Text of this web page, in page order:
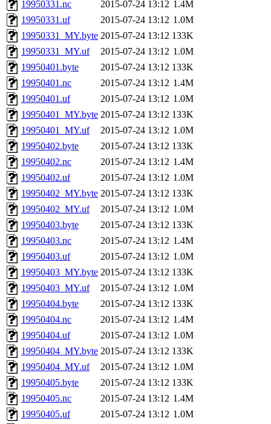
19950331.nc
2015-07-24 13:12 1.4M
19950331.uf
2015-07-24 13:12 1.0M
19950331_MY.byte 2015-07-24 13:12 133K
19950331_MY.uf
2015-07-24 13:12 1.0M
19950401.byte
2015-07-24 13:12 133K
19950401.nc
2015-07-24 13:12 1.4M
19950401.uf
2015-07-24 13:12 1.0M
19950401_MY.byte 2015-07-24 13:12 133K
19950401_MY.uf
2015-07-24 13:12 1.0M
19950402.byte
2015-07-24 13:12 133K
19950402.nc
2015-07-24 13:12 1.4M
19950402.uf
2015-07-24 13:12 1.0M
19950402_MY.byte 2015-07-24 13:12 133K
19950402_MY.uf
2015-07-24 13:12 1.0M
19950403.byte
2015-07-24 13:12 133K
19950403.nc
2015-07-24 13:12 1.4M
19950403.uf
2015-07-24 13:12 1.0M
19950403_MY.byte 2015-07-24 13:12 133K
19950403_MY.uf
2015-07-24 13:12 1.0M
19950404.byte
2015-07-24 13:12 133K
19950404.nc
2015-07-24 13:12 1.4M
19950404.uf
2015-07-24 13:12 1.0M
19950404_MY.byte 2015-07-24 13:12 133K
19950404_MY.uf
2015-07-24 13:12 1.0M
19950405.byte
2015-07-24 13:12 133K
19950405.nc
2015-07-24 13:12 1.4M
19950405.uf
2015-07-24 13:12 1.0M